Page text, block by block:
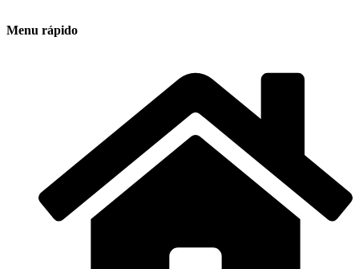
Menu rápido